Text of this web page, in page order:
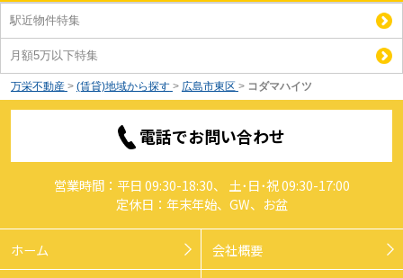
駅近物件特集
月額5万以下特集
万栄不動産 > (賃貸)地域から探す > 広島市東区 > コダマハイツ
電話でお問い合わせ
営業時間：平日 09:30-18:30、 土･日･祝 09:30-17:00
定休日：年末年始、GW、お盆
ホーム 会社概要